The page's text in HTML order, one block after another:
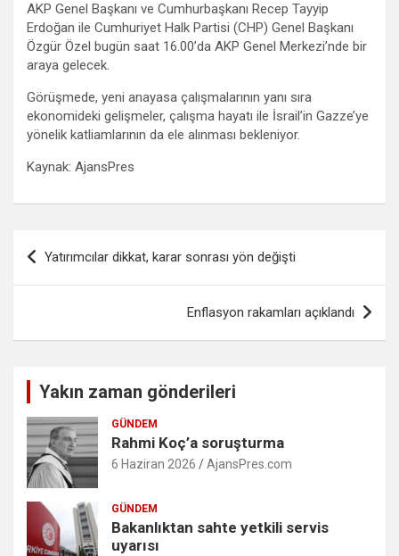
AKP Genel Başkanı ve Cumhurbaşkanı Recep Tayyip
Erdoğan ile Cumhuriyet Halk Partisi (CHP) Genel Başkanı
Özgür Özel bugün saat 16.00’da AKP Genel Merkezi’nde bir
araya gelecek.
Görüşmede, yeni anayasa çalışmalarının yanı sıra
ekonomideki gelişmeler, çalışma hayatı ile İsrail’in Gazze’ye
yönelik katliamlarının da ele alınması bekleniyor.
Kaynak: AjansPres
Yazı
gezinmesi
Yatırımcılar dikkat, karar sonrası yön değişti
Enflasyon rakamları açıklandı
Yakın zaman gönderileri
GÜNDEM
Rahmi Koç’a soruşturma
6 Haziran 2026 AjansPres.com
GÜNDEM
Bakanlıktan sahte yetkili servis
uyarısı